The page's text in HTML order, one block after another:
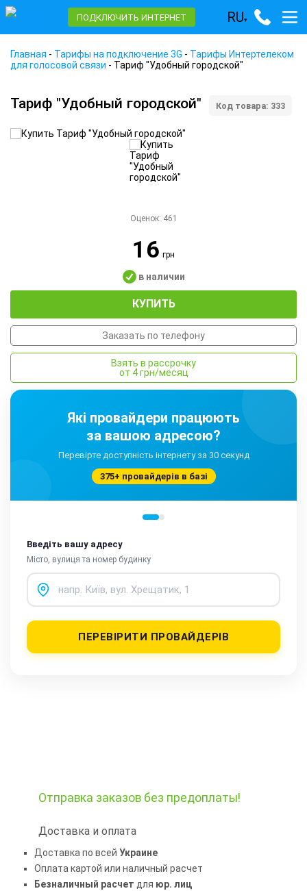
ПОДКЛЮЧИТЬ ИНТЕРНЕТ RU▾
Главная - Тарифы на подключение 3G - Тарифы Интертелеком
для голосовой связи - Тариф "Удобный городской"
Тариф "Удобный городской" Код товара: 333
Оценок: 461
16грн
в наличии
КУПИТЬ
Заказать по телефону
Взять в рассрочку
от 4 грн/месяц
Які провайдери працюють
за вашою адресою?
Перевірте доступність інтернету за 30 секунд
375+ провайдерів в базі
Введіть вашу адресу
Місто, вулиця та номер будинку
ПЕРЕВІРИТИ ПРОВАЙДЕРІВ
Отправка заказов без предоплаты!
Доставка и оплата
Доставка по всей Украине
Оплата картой или наличный расчет
Безналичный расчет для юр. лиц